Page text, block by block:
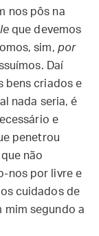
nos pôs na
que devemos
sim, por
Daí
bens criados e
nada seria, é
e
penetrou
não
nos por livre e
cuidados de
mim segundo a